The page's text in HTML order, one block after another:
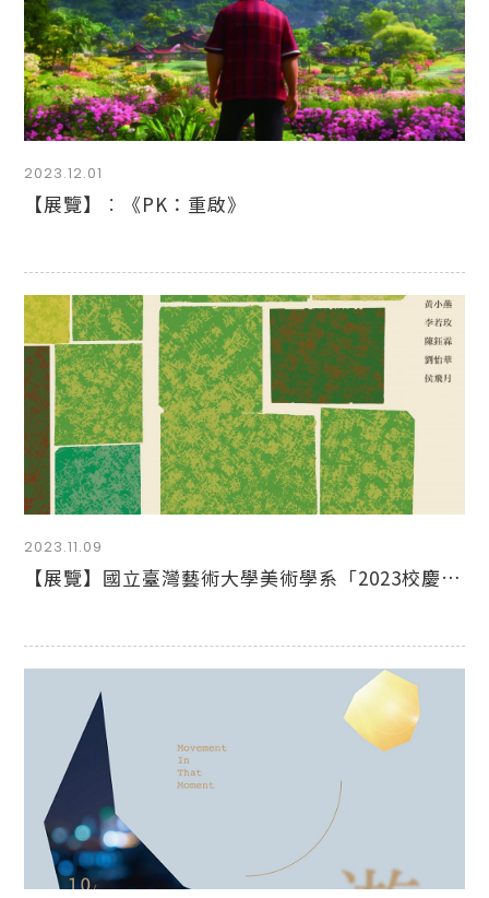
2023.12.01
【展覽】︰《PK：重啟》
2023.11.09
【展覽】國立臺灣藝術大學美術學系「2023校慶美展—草葉集」